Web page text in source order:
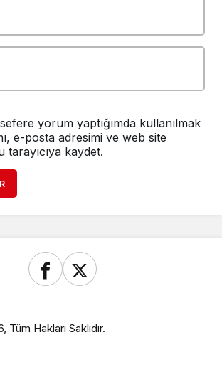
yorum yaptığımda kullanılmak
e-posta adresimi ve web site
tarayıcıya kaydet.
Hakları Saklıdır.